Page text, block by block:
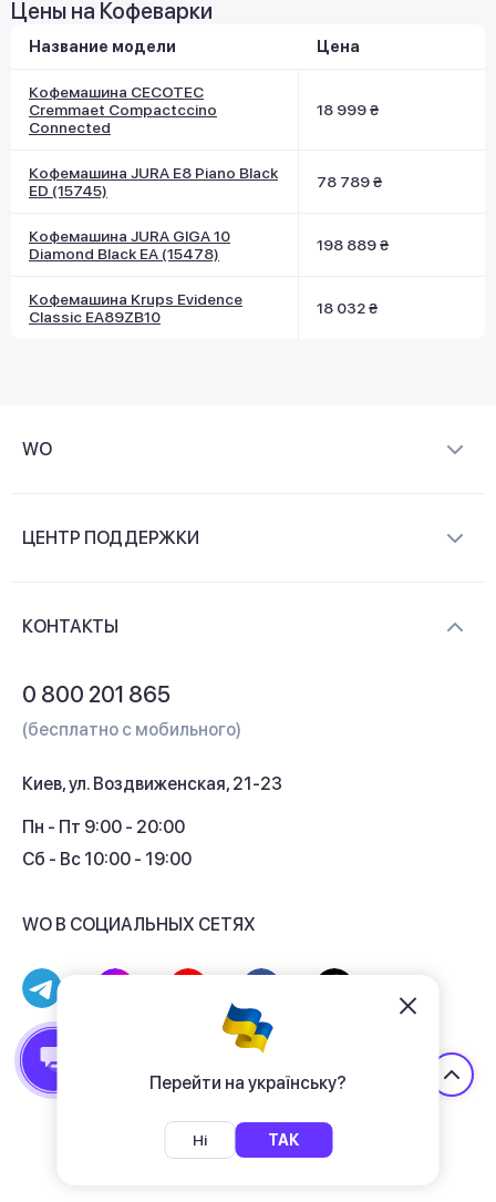
Перейти на українську?
Ні ТАК
Цены на Кофеварки
Название модели Цена
Кофемашина CECOTEC
Cremmaet Compactccino
Connected
18 999 ₴
Кофемашина JURA E8 Piano Black
ED (15745)
78 789 ₴
Кофемашина JURA GIGA 10
Diamond Black EA (15478)
198 889 ₴
Кофемашина Krups Evidence
Classic EA89ZB10
18 032 ₴
WO
Контакты
ЦЕНТР ПОДДЕРЖКИ
Кэшбек
КОНТАКТЫ
0 800 201 865
(бесплатно с мобильного)
Киев, ул. Воздвиженская, 21-23
Пн - Пт 9:00 - 20:00
Сб - Вс 10:00 - 19:00
WO В СОЦИАЛЬНЫХ СЕТЯХ
Договор публичной оферты
Политика конфиденциальности